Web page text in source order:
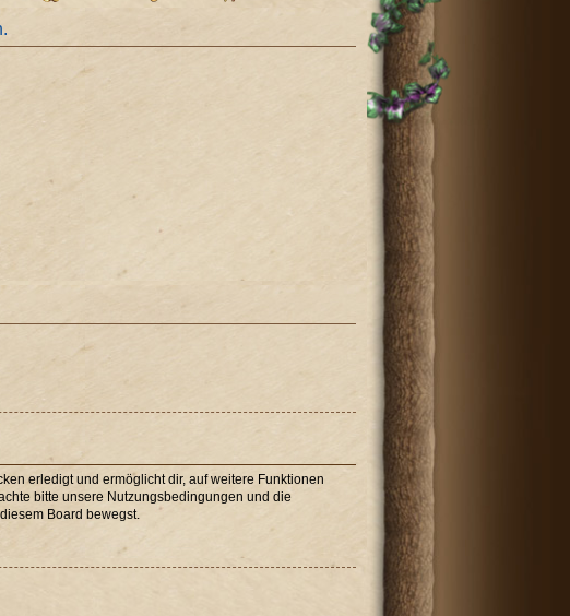
erledigt und ermöglicht dir, auf weitere Funktionen
bitte unsere Nutzungsbedingungen und die
Board bewegst.